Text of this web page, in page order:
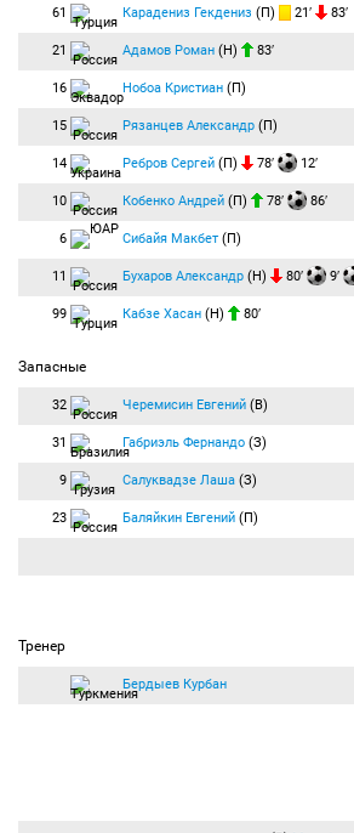
61 Карадениз Гекдениз (П) 21′ 83′
21 Адамов Роман (Н) 83′
16 Нобоа Кристиан (П)
15 Рязанцев Александр (П)
14 Ребров Сергей (П) 78′ 12′
10 Кобенко Андрей (П) 78′ 86′
6 Сибайя Макбет (П)
11 Бухаров Александр (Н) 80′ 9′
99 Кабзе Хасан (Н) 80′
Запасные
32 Черемисин Евгений (В)
31 Габриэль Фернандо (З)
9 Салуквадзе Лаша (З)
23 Баляйкин Евгений (П)
Тренер
Бердыев Курбан